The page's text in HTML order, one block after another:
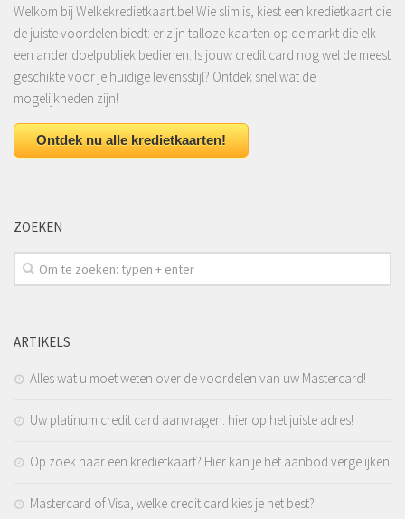
Welkom bij Welkekredietkaart.be! Wie slim is, kiest een kredietkaart die
de juiste voordelen biedt: er zijn talloze kaarten op de markt die elk
een ander doelpubliek bedienen. Is jouw credit card nog wel de meest
geschikte voor je huidige levensstijl? Ontdek snel wat de
mogelijkheden zijn!
Ontdek nu alle kredietkaarten!
ZOEKEN
ARTIKELS
Alles wat u moet weten over de voordelen van uw Mastercard!
Uw platinum credit card aanvragen: hier op het juiste adres!
Op zoek naar een kredietkaart? Hier kan je het aanbod vergelijken
Mastercard of Visa, welke credit card kies je het best?